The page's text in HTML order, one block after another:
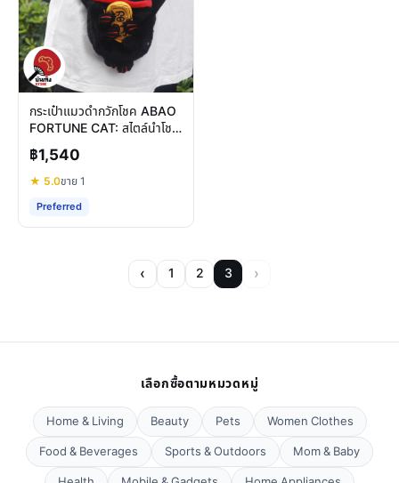
กระเป๋าแมวดำกวักโชค ABAO
FORTUNE CAT: สไตล์นำโชค
ไม่เหมือนใคร
฿1,540
★ 5.0ขาย 1
Preferred
‹ 1 2 3 ›
เลือกซื้อตามหมวดหมู่
Home & Living Beauty Pets
Women Clothes
Food & Beverages
Sports & Outdoors
Mom & Baby